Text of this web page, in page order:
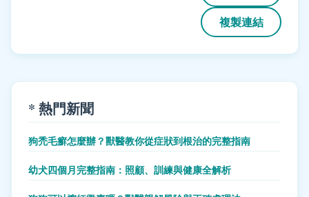
複製連結
* 熱門新聞
狗禿毛癬怎麼辦？獸醫教你從症狀到根治的完整指南
幼犬四個月完整指南：照顧、訓練與健康全解析